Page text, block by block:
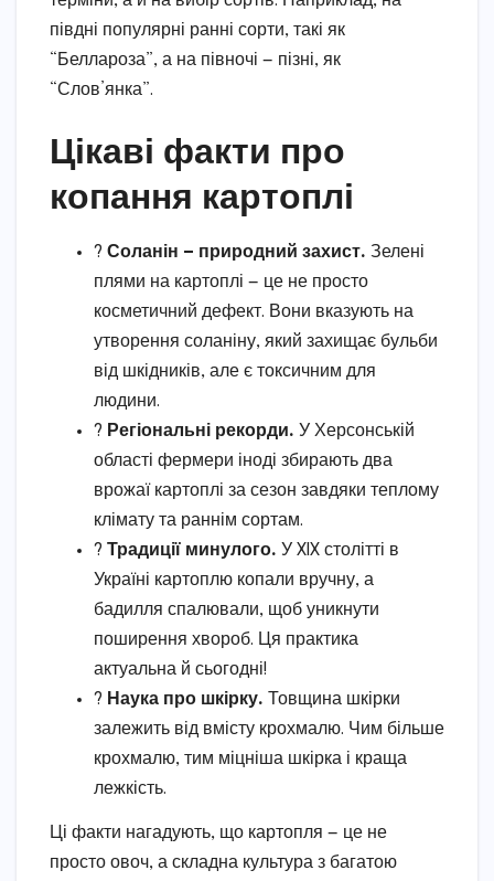
півдні популярні ранні сорти, такі як
“Беллароза”, а на півночі — пізні, як
“Слов’янка”.
Цікаві факти про
копання картоплі
? Соланін — природний захист. Зелені
плями на картоплі — це не просто
косметичний дефект. Вони вказують на
утворення соланіну, який захищає бульби
від шкідників, але є токсичним для
людини.
? Регіональні рекорди. У Херсонській
області фермери іноді збирають два
врожаї картоплі за сезон завдяки теплому
клімату та раннім сортам.
?️ Традиції минулого. У XIX столітті в
Україні картоплю копали вручну, а
бадилля спалювали, щоб уникнути
поширення хвороб. Ця практика
актуальна й сьогодні!
? Наука про шкірку. Товщина шкірки
залежить від вмісту крохмалю. Чим більше
крохмалю, тим міцніша шкірка і краща
лежкість.
Ці факти нагадують, що картопля — це не
просто овоч, а складна культура з багатою